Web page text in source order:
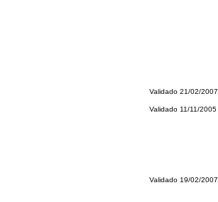
Validado 21/02/2007
Validado 11/11/2005
Validado 19/02/2007